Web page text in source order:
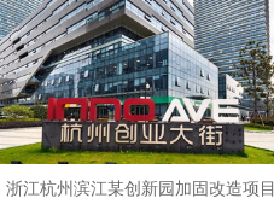
浙江杭州滨江某创新园加固改造项目